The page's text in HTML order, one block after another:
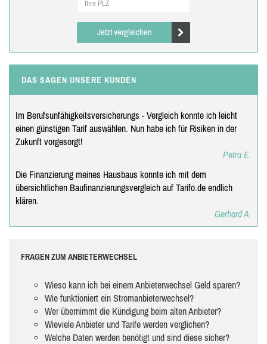
Jetzt vergleichen
DAS SAGEN UNSERE KUNDEN
Im Berufsunfähigkeitsversicherungs - Vergleich konnte ich leicht
einen günstigen Tarif auswählen. Nun habe ich für Risiken in der
Zukunft vorgesorgt!
Petra E.
Die Finanzierung meines Hausbaus konnte ich mit dem
übersichtlichen Baufinanzierungsvergleich auf Tarifo.de endlich
klären.
Gerhard A.
FRAGEN ZUM ANBIETERWECHSEL
Wieso kann ich bei einem Anbieterwechsel Geld sparen?
Wie funktioniert ein Stromanbieterwechsel?
Wer übernimmt die Kündigung beim alten Anbieter?
Wieviele Anbieter und Tarife werden verglichen?
Welche Daten werden benötigt und sind diese sicher?